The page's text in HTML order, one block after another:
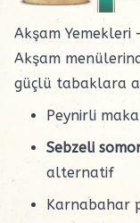
Akşam Yemekleri
Akşam
güçlü tabaklara
Peynirli
Sebzeli
alternatif
Karnabahar